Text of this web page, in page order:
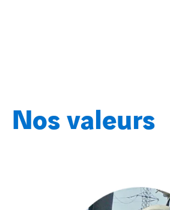
Nos valeurs